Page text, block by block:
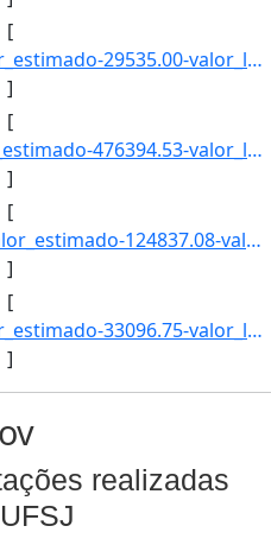
[
6: licitacao-PR-26/2015-valor_estimado-29535.00-valor_licitado-0.00-status-LICITACAO-descricao-CONTRATA]
]
[
7: licitacao-PR-4/2016-valor_estimado-476394.53-valor_licitado-0.00-status-CANCELADO-descricao--data_pu]
]
[
8: licitacao-PR-3017/2015-valor_estimado-124837.08-valor_licitado-0.00-status-CADASTRADO-descricao--dat]
]
[
9: licitacao-PR-27/2015-valor_estimado-33096.75-valor_licitado-0.00-status-LICITACAO-descricao--data_pu]
]
realizadas